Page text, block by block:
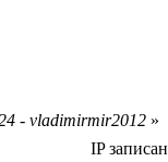
- vladimirmir2012»
IP записан